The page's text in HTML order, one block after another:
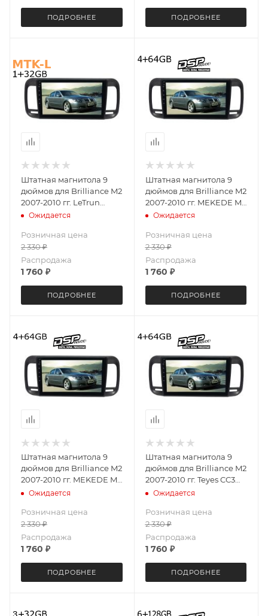
ПОДРОБНЕЕ ПОДРОБНЕЕ
Штатная магнитола 9
дюймов для Brilliance M2
2007-2010 гг. LeTrun
4092-5735 XY Android 8
Ожидается
Розничная цена
2 330₽
Распродажа
1 760 ₽
ПОДРОБНЕЕ
Штатная магнитола 9
дюймов для Brilliance M2
2007-2010 гг. MEKEDE M6
PLUS 4092-5701 экран 2K
Ожидается
Розничная цена
2 330₽
Распродажа
1 760 ₽
ПОДРОБНЕЕ
Штатная магнитола 9
дюймов для Brilliance M2
2007-2010 гг. MEKEDE M6
Pro 4092-5683 Android 13
Ожидается
Розничная цена
2 330₽
Распродажа
1 760 ₽
ПОДРОБНЕЕ
Штатная магнитола 9
дюймов для Brilliance M2
2007-2010 гг. Teyes CC3
4092-5602 2K экран
Ожидается
Розничная цена
2 330₽
Распродажа
1 760 ₽
ПОДРОБНЕЕ